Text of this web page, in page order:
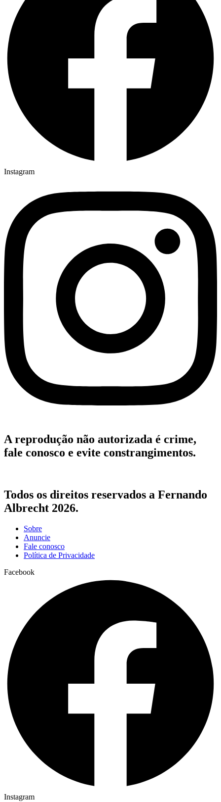
Instagram
A reprodução não autorizada é crime,
fale conosco e evite constrangimentos.
Todos os direitos reservados a Fernando
Albrecht 2026.
Sobre
Anuncie
Fale conosco
Política de Privacidade
Facebook
Instagram